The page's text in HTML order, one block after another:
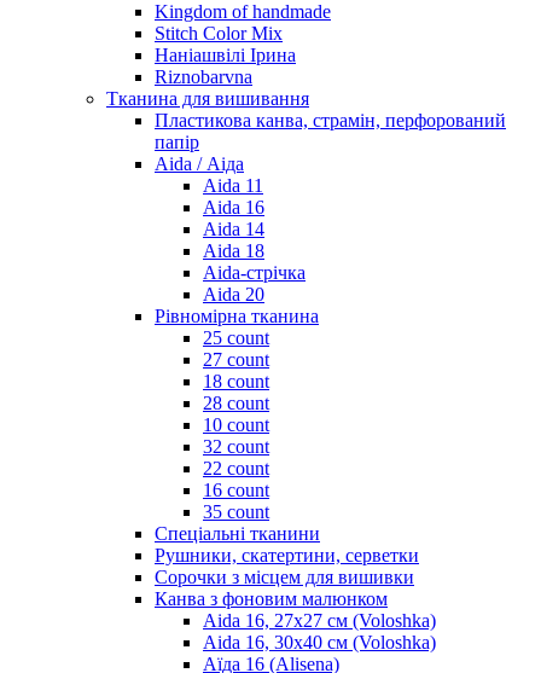
Kingdom of handmade
Stitch Color Mix
Наніашвілі Ірина
Riznobarvna
Тканина для вишивання
Пластикова канва, страмін, перфорований
папір
Aida / Аіда
Aida 11
Aida 16
Aida 14
Aida 18
Aida-стрічка
Aida 20
Рівномірна тканина
25 count
27 count
18 count
28 count
10 count
32 count
22 count
16 count
35 count
Спеціальні тканини
Рушники, скатертини, серветки
Сорочки з місцем для вишивки
Канва з фоновим малюнком
Aida 16, 27х27 см (Voloshka)
Aida 16, 30х40 см (Voloshka)
Аїда 16 (Alisena)